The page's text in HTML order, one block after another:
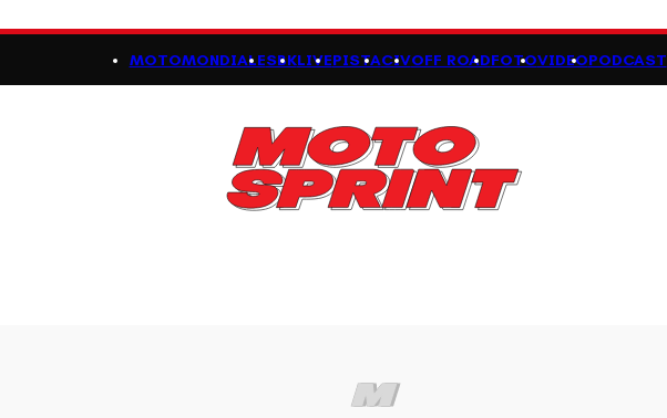
MOTOMONDIALESBKLIVEPISTACIVOFF ROADFOTOVIDEOPODCAST